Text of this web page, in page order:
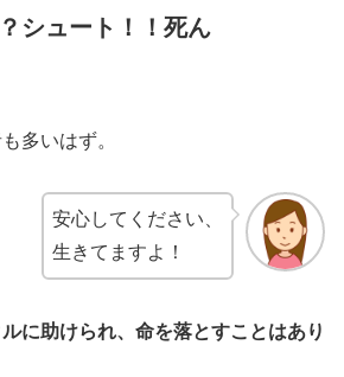
シュート！！死ん
多いはず。
安心してください、
生きてますよ！
に助けられ、命を落とすことはあり